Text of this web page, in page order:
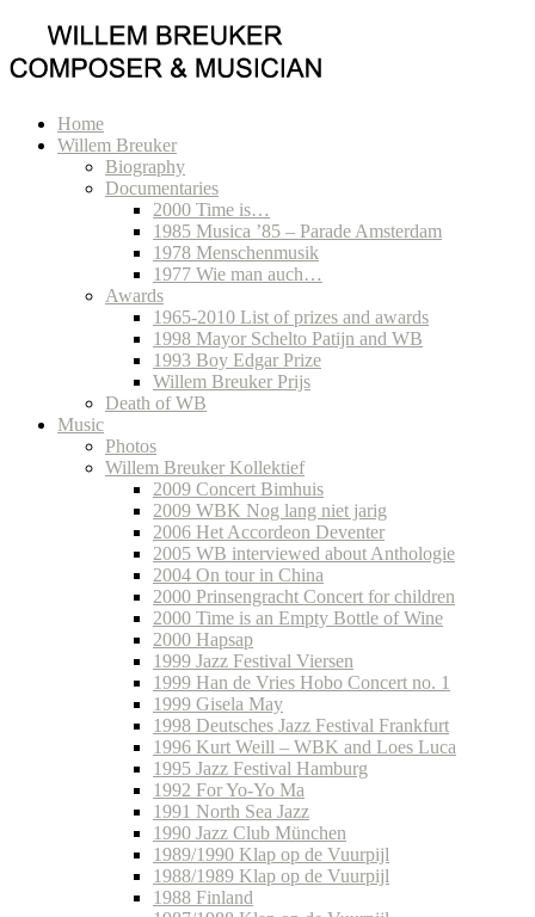
Home
Willem Breuker
Biography
Documentaries
2000 Time is…
1985 Musica ’85 – Parade Amsterdam
1978 Menschenmusik
1977 Wie man auch…
Awards
1965-2010 List of prizes and awards
1998 Mayor Schelto Patijn and WB
1993 Boy Edgar Prize
Willem Breuker Prijs
Death of WB
Music
Photos
Willem Breuker Kollektief
2009 Concert Bimhuis
2009 WBK Nog lang niet jarig
2006 Het Accordeon Deventer
2005 WB interviewed about Anthologie
2004 On tour in China
2000 Prinsengracht Concert for children
2000 Time is an Empty Bottle of Wine
2000 Hapsap
1999 Jazz Festival Viersen
1999 Han de Vries Hobo Concert no. 1
1999 Gisela May
1998 Deutsches Jazz Festival Frankfurt
1996 Kurt Weill – WBK and Loes Luca
1995 Jazz Festival Hamburg
1992 For Yo-Yo Ma
1991 North Sea Jazz
1990 Jazz Club München
1989/1990 Klap op de Vuurpijl
1988/1989 Klap op de Vuurpijl
1988 Finland